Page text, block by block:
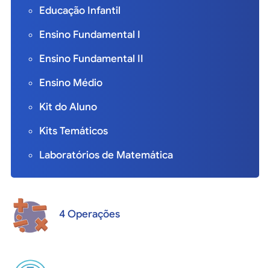
Educação Infantil
Ensino Fundamental I
Ensino Fundamental II
Ensino Médio
Kit do Aluno
Kits Temáticos
Laboratórios de Matemática
4 Operações